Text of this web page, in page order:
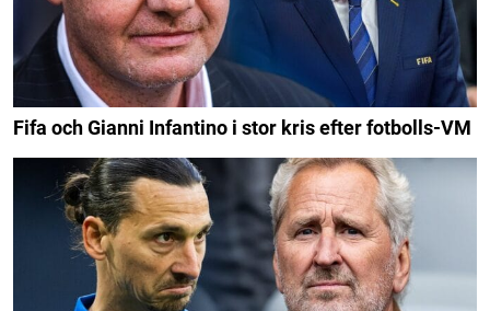
Fifa och Gianni Infantino i stor kris efter fotbolls-VM